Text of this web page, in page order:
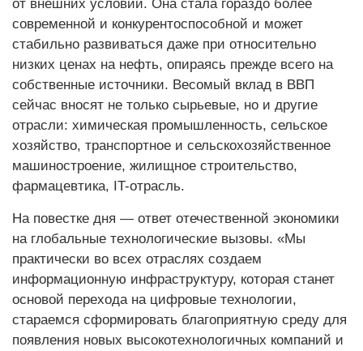
от внешних условий. Она стала гораздо более
современной и конкурентоспособной и может
стабильно развиваться даже при относительно
низких ценах на нефть, опираясь прежде всего на
собственные источники. Весомый вклад в ВВП
сейчас вносят не только сырьевые, но и другие
отрасли: химическая промышленность, сельское
хозяйство, транспортное и сельскохозяйственное
машиностроение, жилищное строительство,
фармацевтика, IT-отрасль.
На повестке дня — ответ отечественной экономики
на глобальные технологические вызовы. «Мы
практически во всех отраслях создаем
информационную инфраструктуру, которая станет
основой перехода на цифровые технологии,
стараемся сформировать благоприятную среду для
появления новых высокотехнологичных компаний и